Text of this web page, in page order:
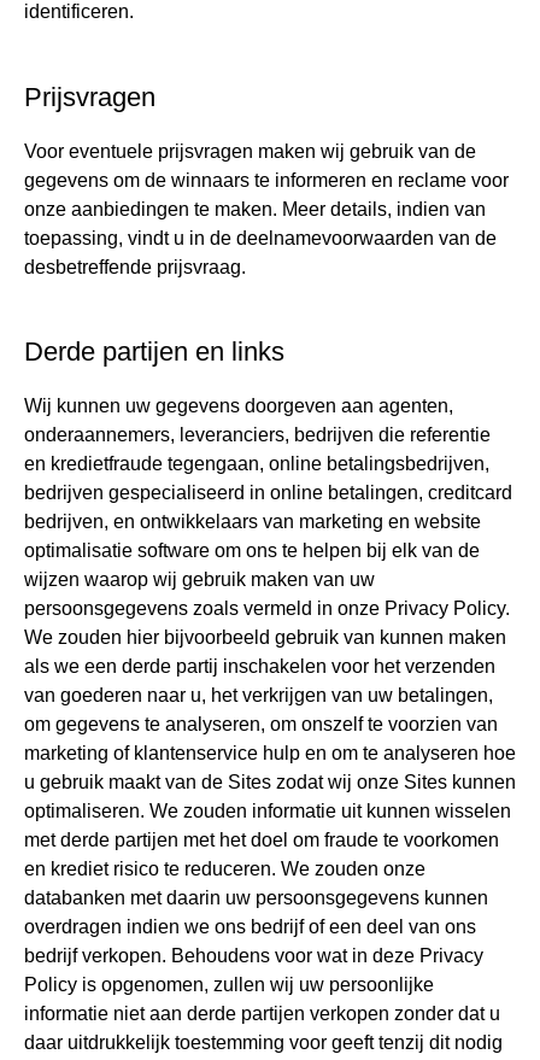
identificeren.
Prijsvragen
Voor eventuele prijsvragen maken wij gebruik van de
gegevens om de winnaars te informeren en reclame voor
onze aanbiedingen te maken. Meer details, indien van
toepassing, vindt u in de deelnamevoorwaarden van de
desbetreffende prijsvraag.
Derde partijen en links
Wij kunnen uw gegevens doorgeven aan agenten,
onderaannemers, leveranciers, bedrijven die referentie
en kredietfraude tegengaan, online betalingsbedrijven,
bedrijven gespecialiseerd in online betalingen, creditcard
bedrijven, en ontwikkelaars van marketing en website
optimalisatie software om ons te helpen bij elk van de
wijzen waarop wij gebruik maken van uw
persoonsgegevens zoals vermeld in onze Privacy Policy.
We zouden hier bijvoorbeeld gebruik van kunnen maken
als we een derde partij inschakelen voor het verzenden
van goederen naar u, het verkrijgen van uw betalingen,
om gegevens te analyseren, om onszelf te voorzien van
marketing of klantenservice hulp en om te analyseren hoe
u gebruik maakt van de Sites zodat wij onze Sites kunnen
optimaliseren. We zouden informatie uit kunnen wisselen
met derde partijen met het doel om fraude te voorkomen
en krediet risico te reduceren. We zouden onze
databanken met daarin uw persoonsgegevens kunnen
overdragen indien we ons bedrijf of een deel van ons
bedrijf verkopen. Behoudens voor wat in deze Privacy
Policy is opgenomen, zullen wij uw persoonlijke
informatie niet aan derde partijen verkopen zonder dat u
daar uitdrukkelijk toestemming voor geeft tenzij dit nodig